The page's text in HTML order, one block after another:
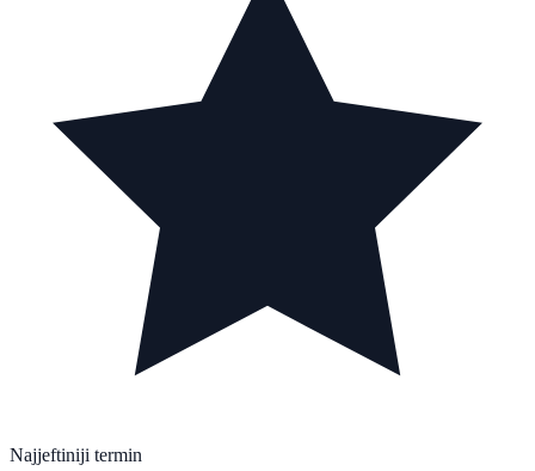
Najjeftiniji termin